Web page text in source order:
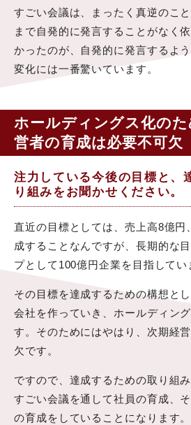
すごい会議は、まったく真逆のこ
まで自発的に発言することがなく
かったのが、自発的に発言するよ
変化には一番驚いています。
ホールディングス化の
営者の育成は必要不可欠
注力している今後の目標と、
り組みをお聞かせください。
直近の目標としては、売上高8億円
成することなんですが、長期的な
プとして100億円企業を目指してい
その目標を達成するための構想と
会社を作っていき、ホールディン
す。そのためにはやはり、次期経
欠です。
ですので、達成するための取り組
すごい会議を通して社員の育成、
の育成をしていることになります。